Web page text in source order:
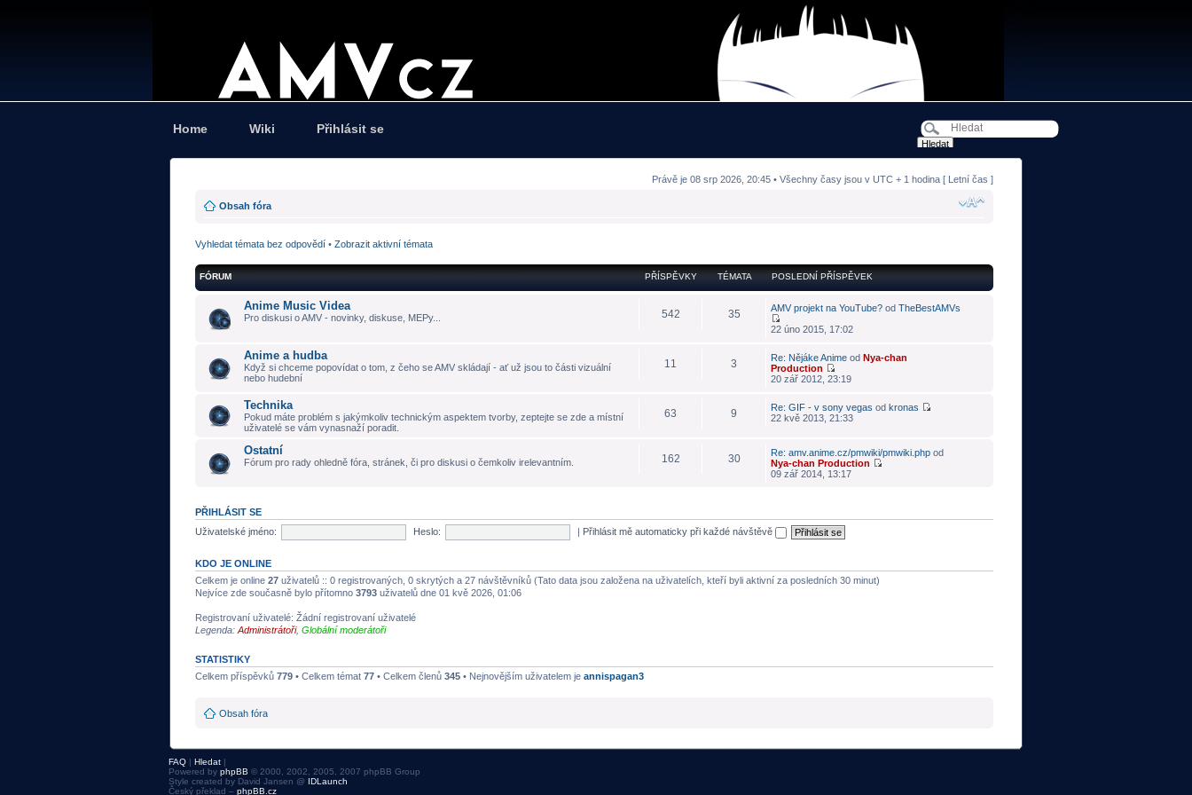
Home Wiki Přihlásit se
Právě je 08 srp 2026, 20:45 • Všechny časy jsou v UTC + 1 hodina [ Letní čas ]
Obsah fóra
Vyhledat témata bez odpovědí • Zobrazit aktivní témata
FÓRUM PŘÍSPĚVKY TÉMATA POSLEDNÍ PŘÍSPĚVEK
Anime Music Videa
Pro diskusi o AMV - novinky, diskuse, MEPy... 542 35 AMV projekt na YouTube?od TheBestAMVs
22 úno 2015, 17:02
Anime a hudba
Když si chceme popovídat o tom, z čeho se AMV skládají - ať už jsou to části vizuální
nebo hudební
11 3 Re: Nějáke Animeod Nya-chan
Production
20 zář 2012, 23:19
Technika
Pokud máte problém s jakýmkoliv technickým aspektem tvorby, zeptejte se zde a místní
uživatelé se vám vynasnaží poradit.
63 9 Re: GIF - v sony vegas od kronas
22 kvě 2013, 21:33
Ostatní
Fórum pro rady ohledně fóra, stránek, či pro diskusi o čemkoliv irelevantním. 162 30 Re: amv.anime.cz/pmwiki/pmwiki.phpod
Nya-chan Production
09 zář 2014, 13:17
PŘIHLÁSIT SE
Uživatelské jméno:
Heslo: | Přihlásit mě automaticky při každé návštěvě
KDO JE ONLINE
Celkem je online 27 uživatelů :: 0 registrovaných, 0 skrytých a 27 návštěvníků (Tato data jsou založena na uživatelích, kteří byli aktivní za posledních 30 minut)
Nejvíce zde současně bylo přítomno 3793 uživatelů dne 01 kvě 2026, 01:06
Registrovaní uživatelé: Žádní registrovaní uživatelé
Legenda: Administrátoři, Globální moderátoři
STATISTIKY
Celkem příspěvků 779 • Celkem témat 77 • Celkem členů 345 • Nejnovějším uživatelem je annispagan3
Obsah fóra
FAQ | Hledat |
Powered by phpBB © 2000, 2002, 2005, 2007 phpBB Group
Style created by David Jansen @ IDLaunch
Český překlad – phpBB.cz